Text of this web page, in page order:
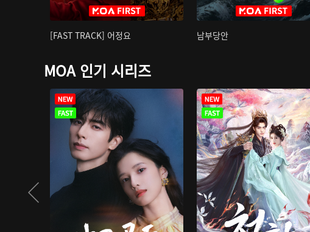
[FAST TRACK] 어정요 남부당안
MOA 인기 시리즈